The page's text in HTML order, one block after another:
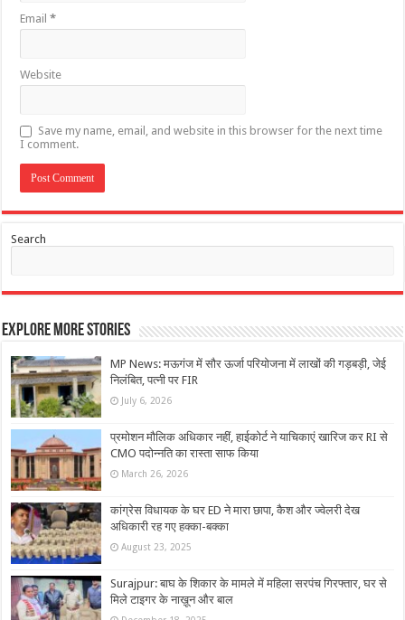
Email*
Website
Save my name, email, and website in this browser for the next time
I comment.
Search
Explore More Stories
MP News: मऊगंज में सौर ऊर्जा परियोजना में लाखों की गड़बड़ी, जेई
निलंबित, पत्नी पर FIR
July 6, 2026
प्रमोशन मौलिक अधिकार नहीं, हाईकोर्ट ने याचिकाएं खारिज कर RI से
CMO पदोन्नति का रास्ता साफ किया
March 26, 2026
कांग्रेस विधायक के घर ED ने मारा छापा, कैश और ज्वेलरी देख
अधिकारी रह गए हक्का-बक्का
August 23, 2025
Surajpur: बाघ के शिकार के मामले में महिला सरपंच गिरफ्तार, घर से
मिले टाइगर के नाख़ून और बाल